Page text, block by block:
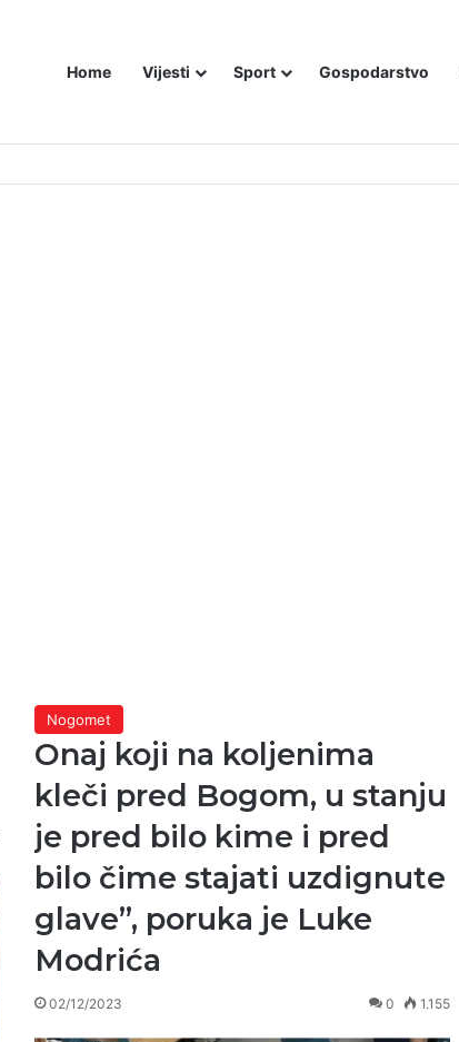
Home Vijesti Sport Gospodarstvo
Nogomet
Onaj koji na koljenima
kleči pred Bogom, u stanju
je pred bilo kime i pred
bilo čime stajati uzdignute
glave”, poruka je Luke
Modrića
02/12/2023 0 1.155